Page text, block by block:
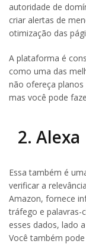
autoridade de
criar alertas de
otimização das
A plataforma é
como uma das
não ofereça planos
mas você pode
2. Alexa
Essa também é
verificar a
Amazon, fornece
tráfego e palavras-
esses dados, lado
Você também